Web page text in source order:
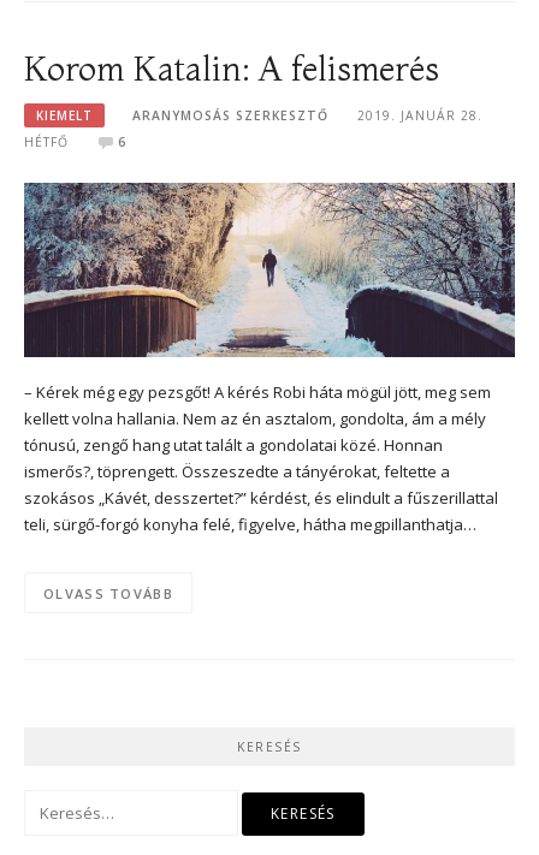
Korom Katalin: A felismerés
KIEMELT ARANYMOSÁS SZERKESZTŐ
2019. JANUÁR 28.
HÉTFŐ
6
– Kérek még egy pezsgőt! A kérés Robi háta mögül jött, meg sem
kellett volna hallania. Nem az én asztalom, gondolta, ám a mély
tónusú, zengő hang utat talált a gondolatai közé. Honnan
ismerős?, töprengett. Összeszedte a tányérokat, feltette a
szokásos „Kávét, desszertet?” kérdést, és elindult a fűszerillattal
teli, sürgő-forgó konyha felé, figyelve, hátha megpillanthatja…
OLVASS TOVÁBB
KERESÉS